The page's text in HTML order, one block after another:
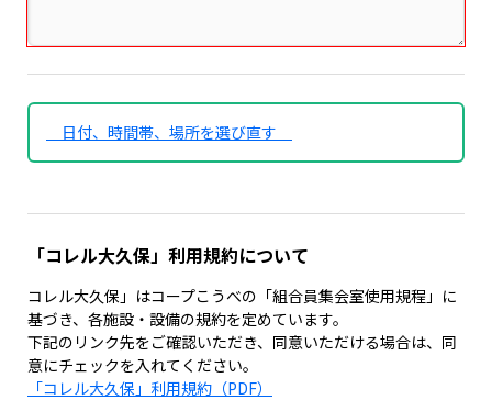
日付、時間帯、場所を選び直す
「コレル大久保」利用規約について
コレル大久保」はコープこうべの「組合員集会室使用規程」に
基づき、各施設・設備の規約を定めています。
下記のリンク先をご確認いただき、同意いただける場合は、同
意にチェックを入れてください。
「コレル大久保」利用規約（PDF）